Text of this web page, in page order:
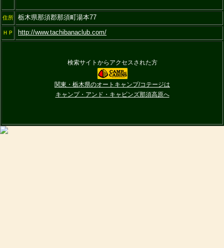
住所 栃木県那須郡那須町湯本77
ＨＰ http://www.tachibanaclub.com/
検索サイトからアクセスされた方
関東・栃木県のオートキャンプ/コテージは
キャンプ・アンド・キャビンズ那須高原へ